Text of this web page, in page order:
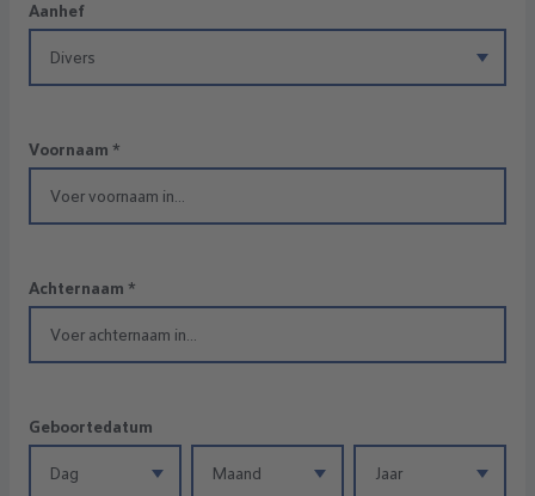
Aanhef
Voornaam *
Achternaam *
Geboortedatum